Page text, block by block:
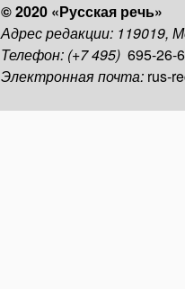
© 2020 «Русская речь»
Адрес редакции: 119019,
Телефон: (+7 495) 695-26-
Электронная почта: rus-